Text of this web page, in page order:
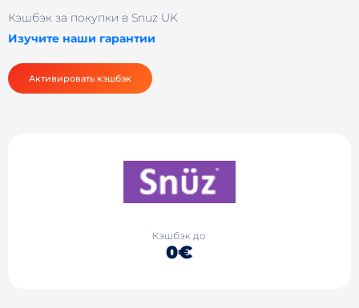
Кэшбэк за покупки в Snuz UK
Изучите наши гарантии
Активировать кэшбэк
Кэшбэк до
0€